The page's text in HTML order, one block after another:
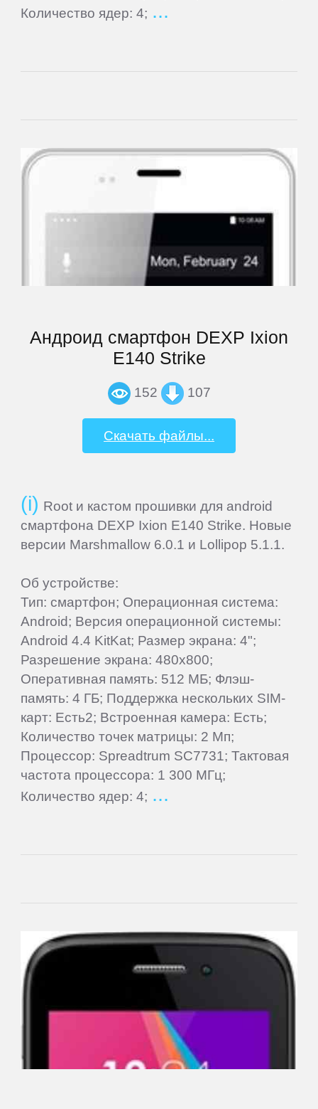
Количество ядер: 4;
Андроид смартфон DEXP Ixion
E140 Strike
152 107
Скачать файлы...
Root и кастом прошивки для android
смартфона DEXP Ixion E140 Strike. Новые
версии Marshmallow 6.0.1 и Lollipop 5.1.1.
Об устройстве:
Тип: смартфон; Операционная система:
Android; Версия операционной системы:
Android 4.4 KitKat; Размер экрана: 4";
Разрешение экрана: 480x800;
Оперативная память: 512 МБ; Флэш-
память: 4 ГБ; Поддержка нескольких SIM-
карт: Есть2; Встроенная камера: Есть;
Количество точек матрицы: 2 Мп;
Процессор: Spreadtrum SC7731; Тактовая
частота процессора: 1 300 МГц;
Количество ядер: 4;
Newman
OnePlus
Oysters
Panasonic
Ritmix
RitzViva
RugGear
Rugtel
Runbo
Samsung
Senseit
TeXet
ThL